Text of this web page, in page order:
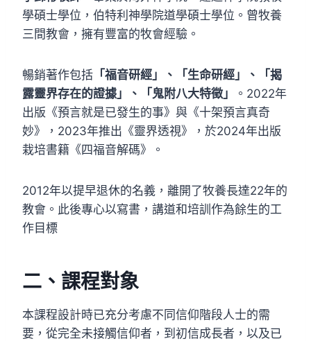
學碩士學位，伯特利神學院道學碩士學位。曾牧養
三間教會，擁有豐富的牧會經驗。
暢銷著作包括 「福音研經」、「生命研經」、「揭
露靈界存在的證據」、「鬼附八大特徵」
。2022年
出版《預言就是已發生的事》與《十架預言真奇
妙》，2023年推出《靈界透視》，於2024年出版
栽培書籍《四福音解碼》。
2012年以提早退休的名義，離開了牧養長達22年的
教會。此後專心以寫書，講道和培訓作為餘生的工
作目標
二、 課程對象
本課程設計時已充分考慮不同信仰階段人士的需
要，從完全未接觸信仰者，到初信成長者，以及已